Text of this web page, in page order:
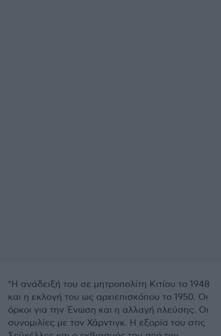
*Η ανάδειξή του σε μητροπολίτη Κιτίου το 1948
και η εκλογή του ως αρχιεπισκόπου το 1950. Οι
όρκοι για την Ένωση και η αλλαγή πλεύσης. Οι
συνομιλίες με τον Χάρντιγκ. Η εξορία του στις